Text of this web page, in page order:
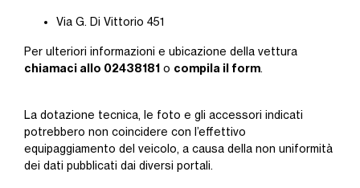
Via G. Di Vittorio 451
Per ulteriori informazioni e ubicazione della vettura
chiamaci allo 02438181 o compila il form.
La dotazione tecnica, le foto e gli accessori indicati
potrebbero non coincidere con l’effettivo
equipaggiamento del veicolo, a causa della non uniformità
dei dati pubblicati dai diversi portali.